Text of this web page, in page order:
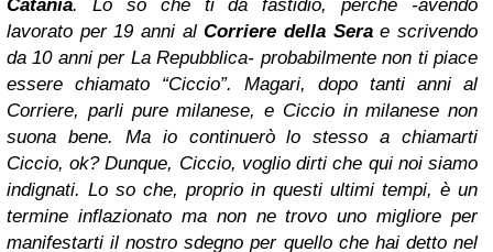
Catania. Lo so che ti da fastidio, perché -avendo
lavorato per 19 anni alCorriere della Serae scrivendo
da 10 anni per La Repubblica- probabilmente non ti piace
essere chiamato “Ciccio”. Magari, dopo tanti anni al
Corriere, parli pure milanese, e Ciccio in milanese non
suona bene. Ma io continuerò lo stesso a chiamarti
Ciccio, ok? Dunque, Ciccio, voglio dirti che qui noi siamo
indignati. Lo so che, proprio in questi ultimi tempi, è un
termine inflazionato ma non ne trovo uno migliore per
manifestarti il nostro sdegno per quello che hai detto nel